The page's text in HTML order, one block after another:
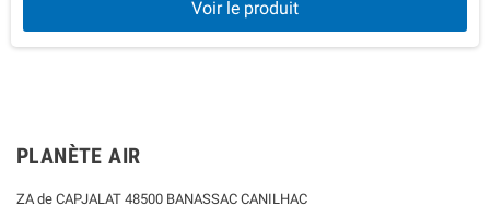
Voir le produit
PLANÈTE AIR
ZA de CAPJALAT 48500 BANASSAC CANILHAC